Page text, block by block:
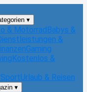
▾
& MotorradBabys &
&
Gaming
Kostenlos &
SportUrlaub & Reisen
▾